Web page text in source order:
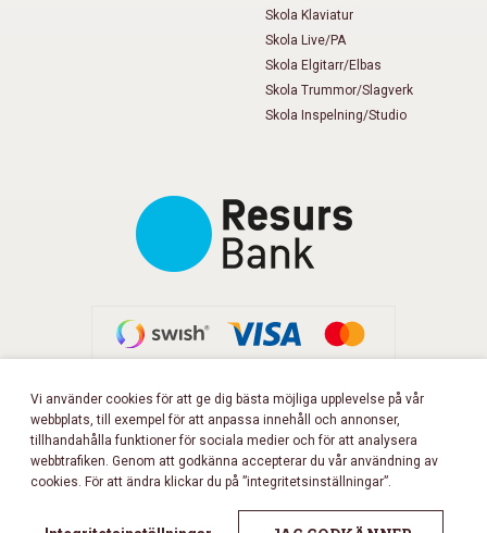
Skola Klaviatur
Skola Live/PA
Skola Elgitarr/Elbas
Skola Trummor/Slagverk
Skola Inspelning/Studio
FÖLJ OSS PÅ FACEBOOK!
Vi använder cookies för att ge dig bästa möjliga upplevelse på vår
webbplats, till exempel för att anpassa innehåll och annonser,
tillhandahålla funktioner för sociala medier och för att analysera
webbtrafiken. Genom att godkänna accepterar du vår användning av
cookies. För att ändra klickar du på ”integritetsinställningar”.